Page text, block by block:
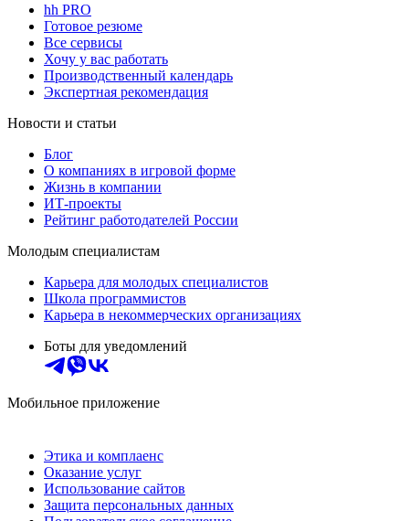
hh PRO
Готовое резюме
Все сервисы
Хочу у вас работать
Производственный календарь
Экспертная рекомендация
Новости и статьи
Блог
О компаниях в игровой форме
Жизнь в компании
ИТ-проекты
Рейтинг работодателей России
Молодым специалистам
Карьера для молодых специалистов
Школа программистов
Карьера в некоммерческих организациях
Боты для уведомлений
Мобильное приложение
Этика и комплаенс
Оказание услуг
Использование сайтов
Защита персональных данных